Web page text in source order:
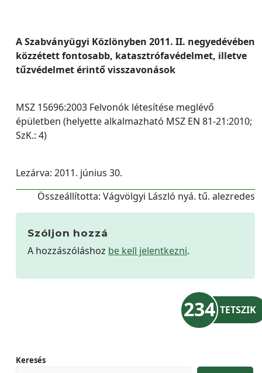
A Szabványügyi Közlönyben 2011. II. negyedévében
közzétett fontosabb, katasztrófavédelmet, illetve
tűzvédelmet érintő visszavonások
MSZ 15696:2003 Felvonók létesítése meglévő
épületben (helyette alkalmazható MSZ EN 81-21:2010;
SzK.: 4)
Lezárva: 2011. június 30.
Összeállította: Vágvölgyi László nyá. tű. alezredes
Szóljon hozzá
A hozzászóláshoz be kell jelentkezni.
234 TETSZIK
Keresés